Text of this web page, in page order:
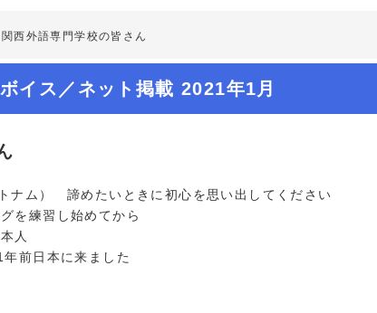
関西外語専門学校の皆さん
イス／ネット掲載 2021年1月
トナム） 諦めたいときに初心を思い出してください
を練習し始めてから
人
前日本に来ました